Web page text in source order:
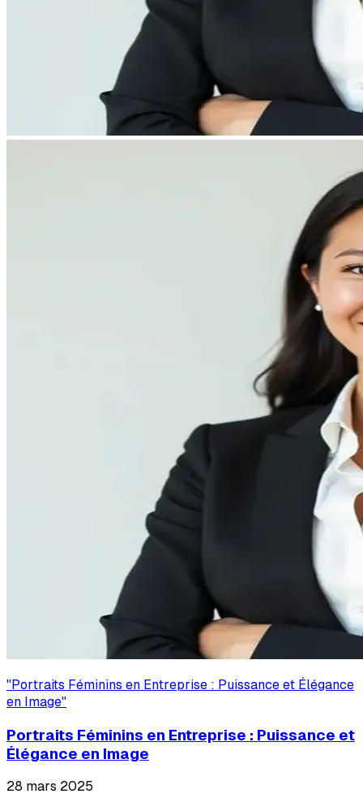
"Portraits Féminins en Entreprise : Puissance et Élégance
en Image"
Portraits Féminins en Entreprise : Puissance et
Élégance en Image
28 mars 2025